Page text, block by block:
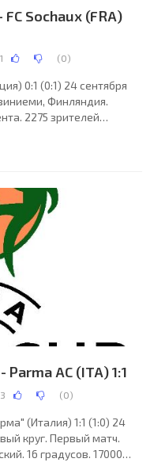
Sochaux (FRA)
(0)
0:1 (0:1) 24 сентября
Финляндия.
2275 зрителей
Мюллер (Германия).
64), Тони
Денис Володин (Теро
AC (ITA) 1:1
(0)
(Италия) 1:1 (1:0) 24
круг. Первый матч.
16 градусов. 17000